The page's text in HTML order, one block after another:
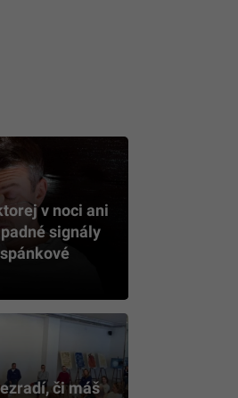
v noci ani
signály
či máš